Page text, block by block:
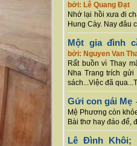
bởi: Lê Quang Đạt
Nhớ lại hồi xưa đi
Hung Cày. Nay đâu
Một gia đình
bởi: Nguyen Van
Rất buồn vì Thay
Nha Trang trích
sách...Việc đã
Gửi con gái Mẹ
Mệ Phương còn
Bài thơ hay đáo để,
Lê Đình Khôi;